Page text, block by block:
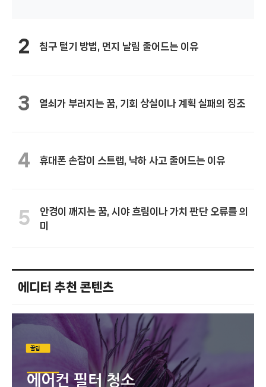
2 침구 털기 방법, 먼지 날림 줄어드는 이유
3 열쇠가 부러지는 꿈, 기회 상실이나 계획 실패의 징조
4 휴대폰 손잡이 스트랩, 낙하 사고 줄어드는 이유
5
안경이 깨지는 꿈, 시야 흐림이나 가치 판단 오류를 의
미
에디터 추천 콘텐츠